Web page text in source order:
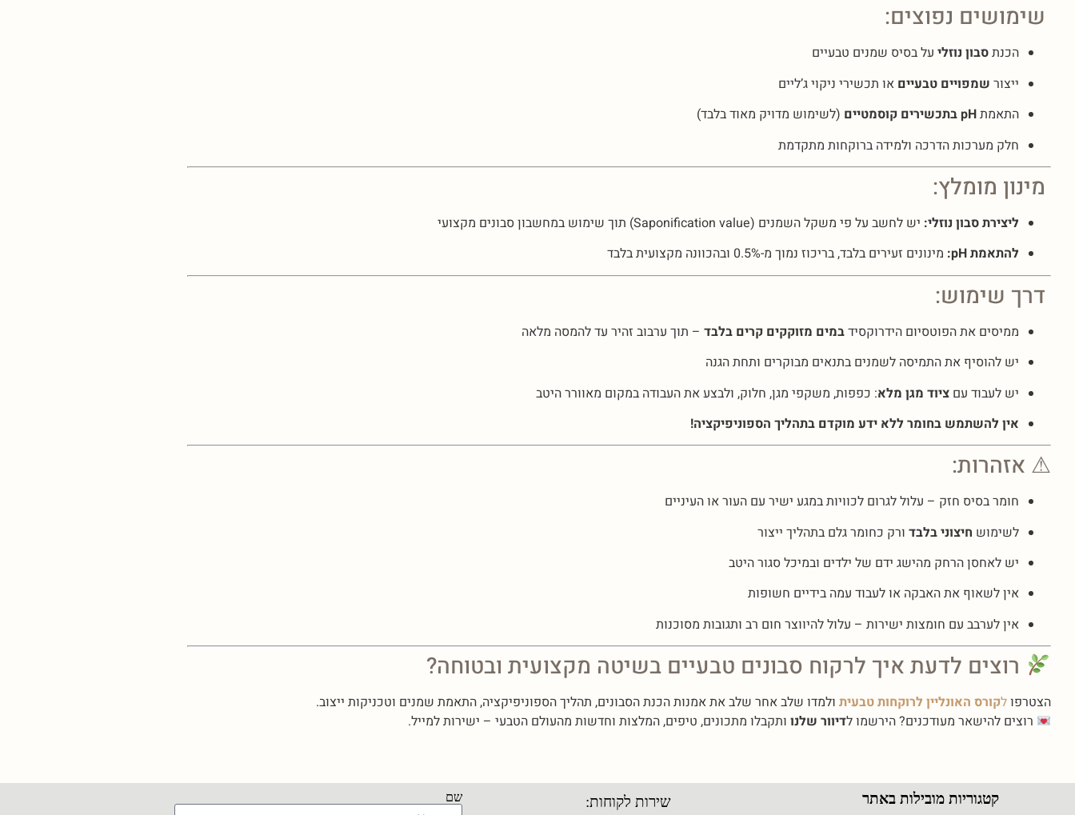
שימושים נפוצים:
הכנתסבון נוזלי על בסיס שמנים טבעיים
ייצור שמפויים טבעיים או תכשירי ניקוי ג’ליים
התאמתpH בתכשירים קוסמטיים
(לשימוש מדויק מאוד בלבד)
חלק מערכות הדרכה ולמידה ברוקחות מתקדמת
מינון מומלץ:
ליצירת סבון נוזלי: יש לחשב על פי משקל השמנים (Saponification value) תוך שימוש במחשבון סבונים מקצועי
להתאמת pH:
מינונים זעירים בלבד, בריכוז נמוך מ-0.5% ובהכוונה מקצועית בלבד
דרך שימוש:
ממיסים את הפוטסיום הידרוקסידבמים מזוקקים קרים בלבד – תוך ערבוב זהיר עד להמסה מלאה
יש להוסיף את התמיסה לשמנים בתנאים מבוקרים ותחת הגנה
יש לעבוד עם ציוד מגן מלא: כפפות, משקפי מגן, חלוק, ולבצע את העבודה במקום מאוורר היטב
אין להשתמש בחומר ללא ידע מוקדם בתהליך הספוניפיקציה!
⚠ אזהרות:
חומר בסיס חזק – עלול לגרום לכוויות במגע ישיר עם העור או העיניים
לשימוש חיצוני בלבד ורק כחומר גלם בתהליך ייצור
יש לאחסן הרחק מהישג ידם של ילדים ובמיכל סגור היטב
אין לשאוף את האבקה או לעבוד עמה בידיים חשופות
אין לערבב עם חומצות ישירות – עלול להיווצר חום רב ותגובות מסוכנות
רוצים לדעת איך לרקוח סבונים טבעיים בשיטה מקצועית ובטוחה?
הצטרפולקורס האונליין לרוקחות טבעית ולמדו שלב אחר שלב את אמנות הכנת הסבונים, תהליך הספוניפיקציה, התאמת שמנים וטכניקות ייצוב.
רוצים להישאר מעודכנים? הירשמו לדיוור שלנו ותקבלו מתכונים, טיפים, המלצות וחדשות מהעולם הטבעי – ישירות למייל.
קטגוריות מובילות באתר שירות לקוחות: שם